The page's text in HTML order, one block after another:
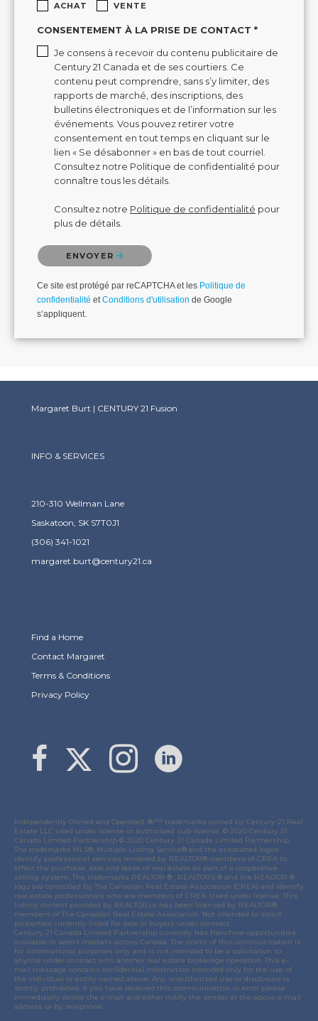
ACHAT VENTE
CONSENTEMENT À LA PRISE DE CONTACT *
Je consens à recevoir du contenu publicitaire de
Century 21 Canada et de ses courtiers. Ce
contenu peut comprendre, sans s’y limiter, des
rapports de marché, des inscriptions, des
bulletins électroniques et de l’information sur les
événements. Vous pouvez retirer votre
consentement en tout temps en cliquant sur le
lien « Se désabonner » en bas de tout courriel.
Consultez notre Politique de confidentialité pour
connaître tous les détails.
Consultez notre Politique de confidentialité pour
plus de détails.
Veuillez confirmer que vous n'êtes pas un robot.
ENVOYER
Ce site est protégé par reCAPTCHA et les Politique de
confidentialité etConditions d'utilisation de Google
s’appliquent.
Margaret Burt | CENTURY 21 Fusion
INFO & SERVICES
210-310 Wellman Lane
Saskatoon, SK S7T0J1
(306) 341-1021
margaret.burt@century21.ca
Find a Home
Contact Margaret
Terms & Conditions
Privacy Policy
link to Margaret Burt's Facebook page
Link to Margaret Burt's X page
Link to Margaret Burt's Instagram page
Independently Owned and Operated. ®/™ trademarks owned by Century 21 Real
Estate LLC used under license or authorized sub-license. © 2020 Century 21
Canada Limited Partnership © 2020 Century 21 Canada Limited Partnership.
The trademarks MLS®, Multiple Listing Service® and the associated logos
identify professional services rendered by REALTOR® members of CREA to
effect the purchase, sale and lease of real estate as part of a cooperative
selling system. The trademarks REALTOR ® , REALTORS ® and the REALTOR ®
logo are controlled by The Canadian Real Estate Association (CREA) and identify
real estate professionals who are members of CREA . Used under license. This
listing content provided by REALTOR.ca has been licensed by REALTOR®
members of The Canadian Real Estate Association . Not intended to solicit
properties currently listed for sale or buyers under contract.
Century 21 Canada Limited Partnership currently has franchise opportunities
available in select markets across Canada. The intent of this communication is
for informational purposes only and is not intended to be a solicitation to
anyone under contract with another real estate brokerage operation. This e-
mail message contains confidential information intended only for the use of
the individual or entity named above. Any unauthorized use or disclosure is
strictly prohibited. If you have received this communication in error please
immediately delete the e-mail and either notify the sender at the above e-mail
address or by telephone.